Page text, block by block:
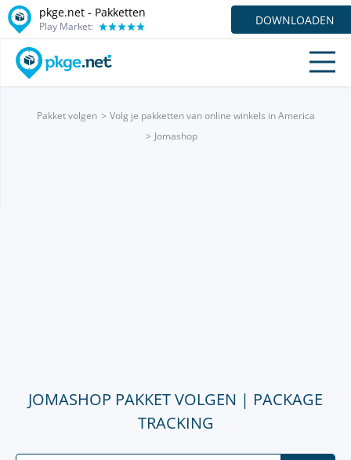
pkge.net - Pakketten
Play Market: DOWNLOADEN
Pakket volgen
Volg je pakketten van online winkels in America
Jomashop
JOMASHOP PAKKET VOLGEN | PACKAGE
TRACKING